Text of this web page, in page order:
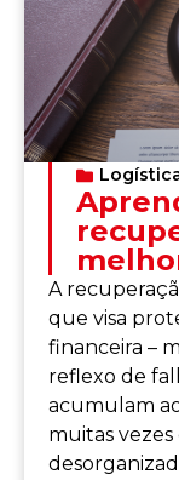
A
que visa
financeira –
reflexo de
acumulam
muitas